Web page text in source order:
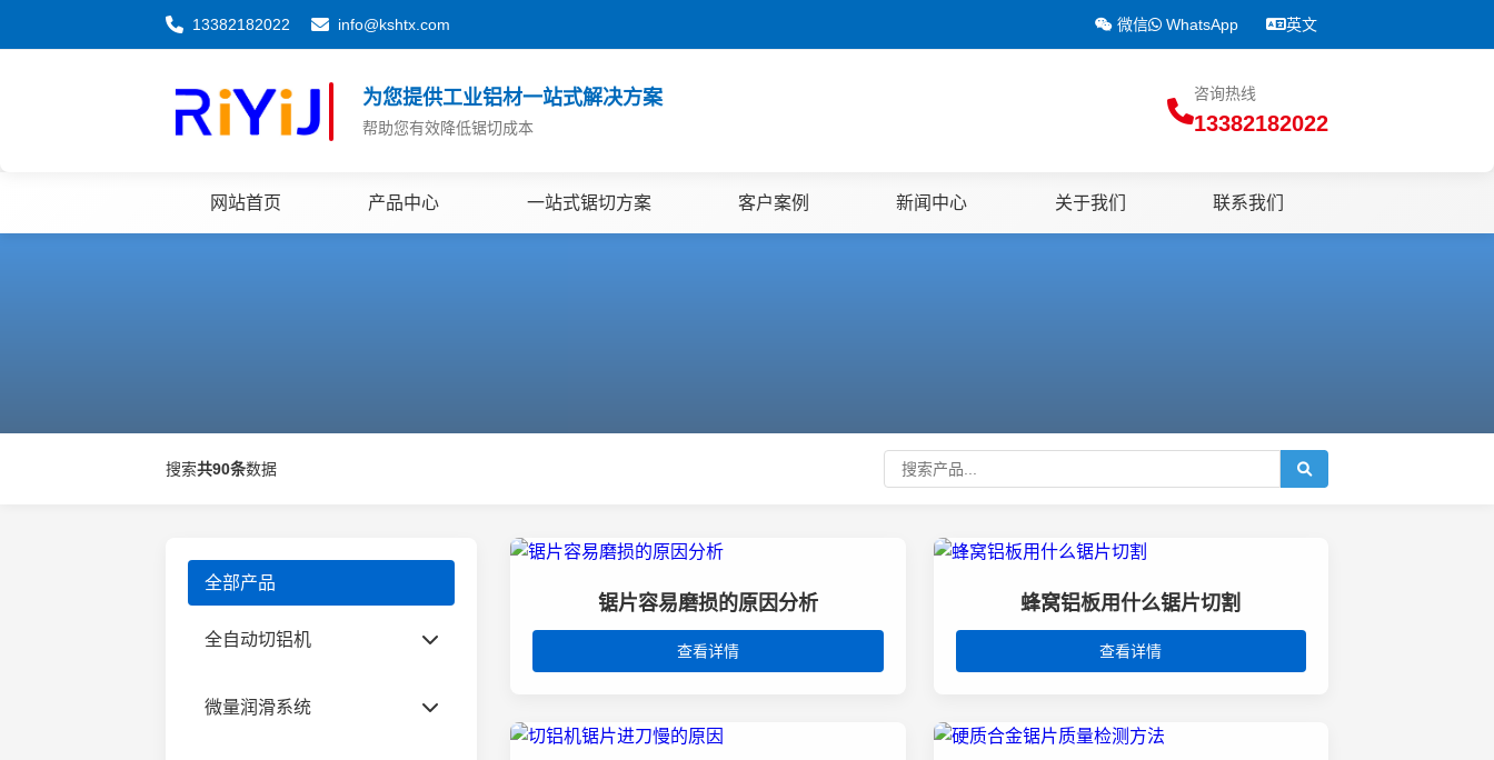
13382182022 info@kshtx.com 微信 WhatsApp 英文
为您提供工业铝材一站式解决方案
帮助您有效降低锯切成本
咨询热线
13382182022
网站首页 产品中心 一站式锯切方案 客户案例 新闻中心 关于我们 联系我们
搜索共90条数据
全部产品
全自动切铝机
微量润滑系统
锯片容易磨损的原因分析
查看详情
蜂窝铝板用什么锯片切割
查看详情